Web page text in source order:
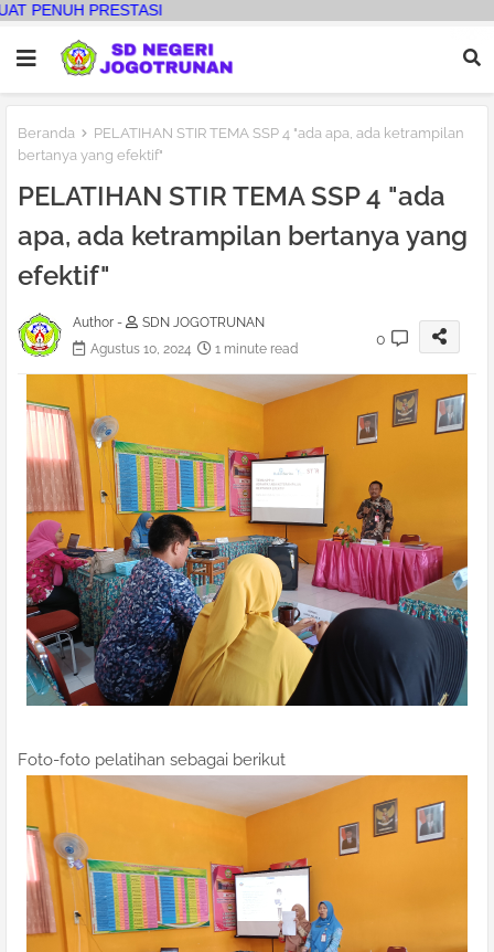
Beranda
PELATIHAN STIR TEMA SSP 4 "ada apa, ada ketrampilan
bertanya yang efektif"
PELATIHAN STIR TEMA SSP 4 "ada
apa, ada ketrampilan bertanya yang
efektif"
Author -
SDN JOGOTRUNAN
Agustus 10, 2024
1 minute read
0
Foto-foto pelatihan sebagai berikut